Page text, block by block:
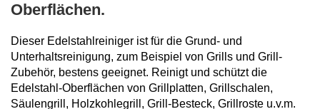
Oberflächen.
Dieser Edelstahlreiniger ist für die Grund- und
Unterhaltsreinigung, zum Beispiel von Grills und Grill-
Zubehör, bestens geeignet. Reinigt und schützt die
Edelstahl-Oberflächen von Grillplatten, Grillschalen,
Säulengrill, Holzkohlegrill, Grill-Besteck, Grillroste u.v.m.